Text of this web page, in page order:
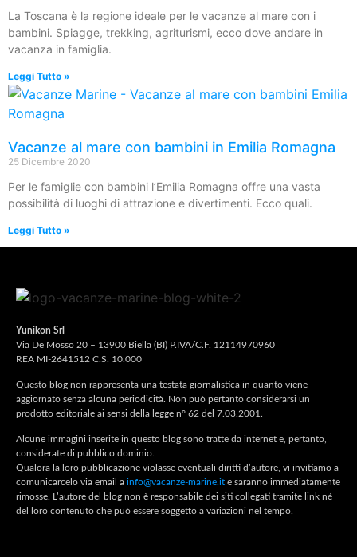
La Toscana è la regione ideale per le vacanze al mare con i
bambini. Spiagge, trekking, agriturismi, ecco dove andare in
vacanza in famiglia.
Leggi Tutto »
Vacanze al mare con bambini in Emilia Romagna
25 Dicembre 2020
Per le famiglie con bambini l’Emilia Romagna offre una vasta
possibilità di luoghi di attrazione e divertimenti. Ecco quali.
Leggi Tutto »
Yunikon Srl
Via De Mosso 20 – 13900 Biella (BI) P.IVA/C.F. 12114970960
REA MI-2641512 C.S. 10.000
Questo blog non rappresenta una testata giornalistica in quanto viene
aggiornato senza alcuna periodicità. Non può pertanto considerarsi un
prodotto editoriale ai sensi della legge n° 62 del 7.03.2001.
Alcune immagini inserite in questo blog sono tratte da internet e, pertanto,
considerate di pubblico dominio.
Qualora la loro pubblicazione violasse eventuali diritti d’autore, vi invitiamo a
comunicarcelo via email a info@vacanze-marine.it e saranno immediatamente
rimosse. L’autore del blog non è responsabile dei siti collegati tramite link né
del loro contenuto che può essere soggetto a variazioni nel tempo.